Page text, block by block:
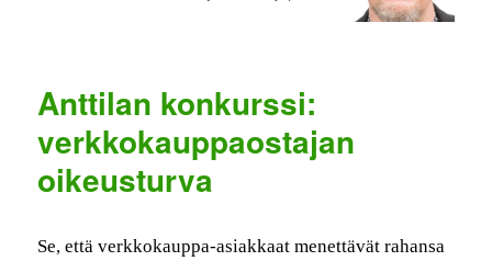
Anttilan konkurssi:
verkkokauppaostajan
oikeusturva
Se, että verkkokaup­pa-asi­akkaat menet­tävät rahansa